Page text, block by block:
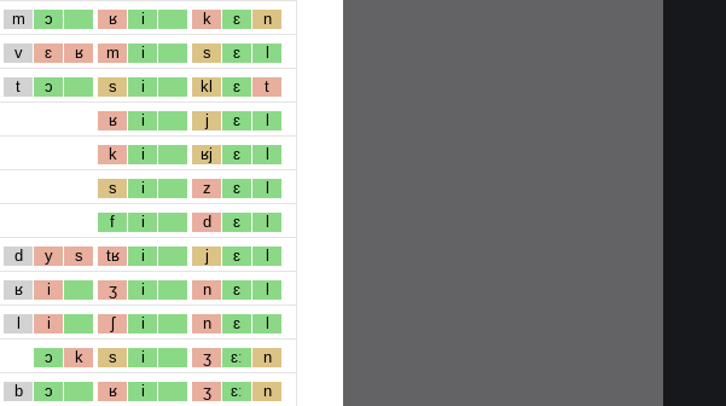
m ɔ ʁ i k ɛ n
v ɛ ʁ m i s ɛ l
t ɔ s i kl ɛ t
ʁ i j ɛ l
k i ʁj ɛ l
s i z ɛ l
f i d ɛ l
d y s tʁ i j ɛ l
ʁ i ʒ i n ɛ l
l i ʃ i n ɛ l
ɔ k s i ʒ ɛː n
b ɔ ʁ i ʒ ɛː n